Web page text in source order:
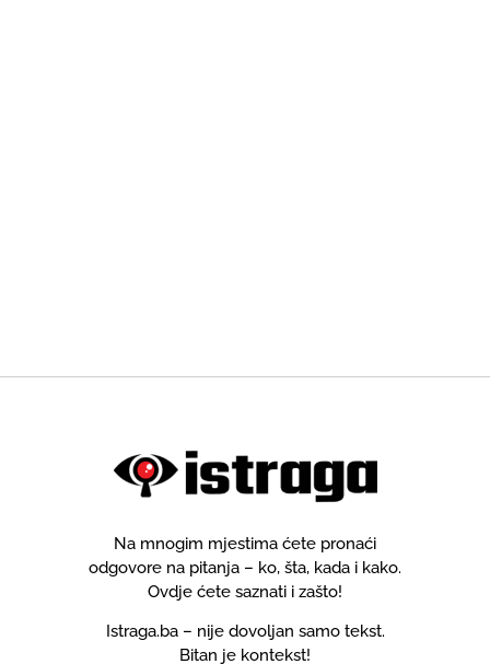
Na mnogim mjestima ćete pronaći
odgovore na pitanja – ko, šta, kada i kako.
Ovdje ćete saznati i zašto!
Istraga.ba – nije dovoljan samo tekst.
Bitan je kontekst!